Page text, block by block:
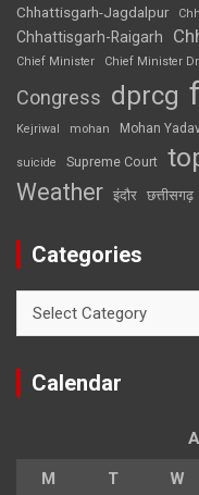
Chhattisgarh-Jagdalpur
Chhattisgarh-Raigarh
Chief Minister
Chief Minister
Congress dprcg
Kejriwal mohan Mohan
suicide Supreme Court
Weather इंदौर छत्तीसगढ़
Categories
Calendar
M T W